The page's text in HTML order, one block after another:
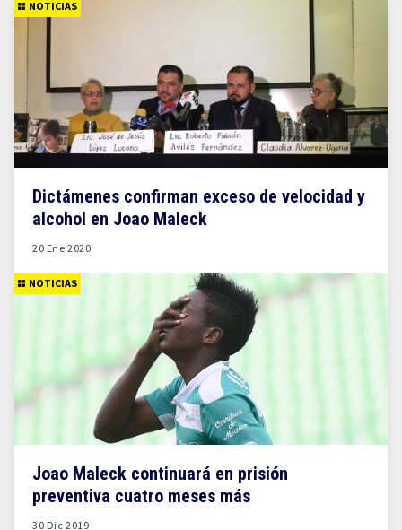
NOTICIAS
Dictámenes confirman exceso de velocidad y
alcohol en Joao Maleck
20 Ene 2020
NOTICIAS
Joao Maleck continuará en prisión
preventiva cuatro meses más
30 Dic 2019